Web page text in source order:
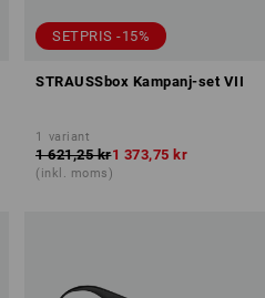
SETPRIS -15%
STRAUSSbox Kampanj-set VII
1 variant
1 621,25 kr1 373,75 kr
(inkl. moms)